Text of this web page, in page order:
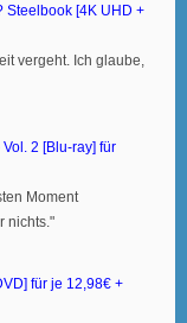
Steelbook [4K UHD +
vergeht. Ich glaube,
2 [Blu-ray] für
Moment
nichts."
für je 12,98€ +